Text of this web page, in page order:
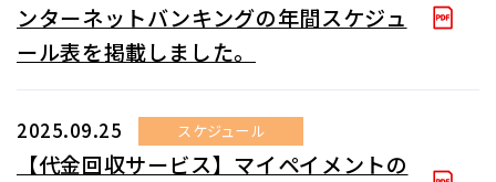
ンターネットバンキングの年間スケジュ
ール表を掲載しました。
2025.09.25 スケジュール
【代金回収サービス】マイペイメントの